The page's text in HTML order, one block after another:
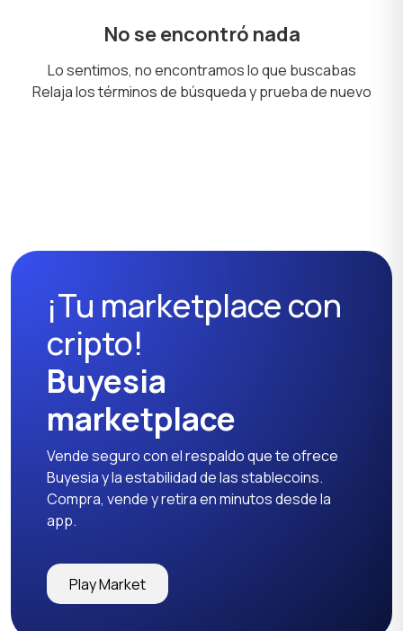
No se encontró nada
Lo sentimos, no encontramos lo que buscabas
Relaja los términos de búsqueda y prueba de nuevo
¡Tu marketplace con
cripto!
Buyesia
marketplace
Vende seguro con el respaldo que te ofrece
Buyesia y la estabilidad de las stablecoins.
Compra, vende y retira en minutos desde la
app.
Play Market